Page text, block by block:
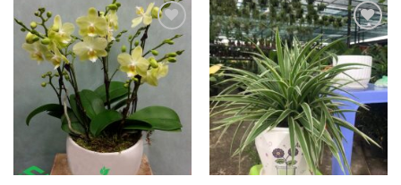
Add to
Wishlist
Add to
Wishlist